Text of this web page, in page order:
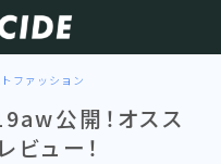
ファッション
公開！オスス
ビュー！